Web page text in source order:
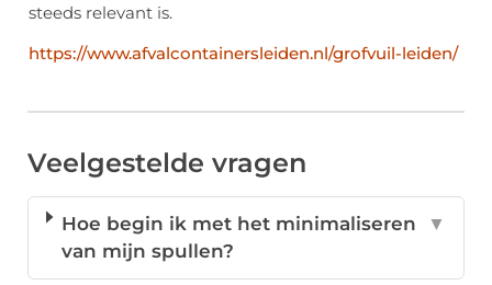
steeds relevant is.
https://www.afvalcontainersleiden.nl/grofvuil-leiden/
Veelgestelde vragen
Hoe begin ik met het minimaliseren
van mijn spullen?
▼